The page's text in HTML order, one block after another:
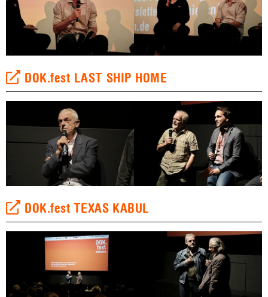
DOK.fest LAST SHIP HOME
DOK.fest TEXAS KABUL